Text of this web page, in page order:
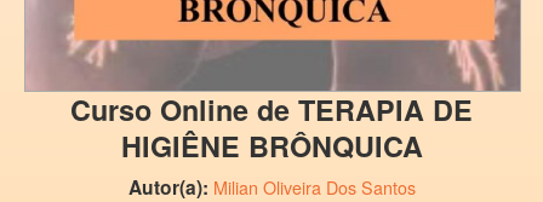
Curso Online de TERAPIA DE
HIGIÊNE BRÔNQUICA
Autor(a): Milian Oliveira Dos Santos